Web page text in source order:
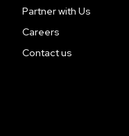
Partner with Us
Careers
Contact us